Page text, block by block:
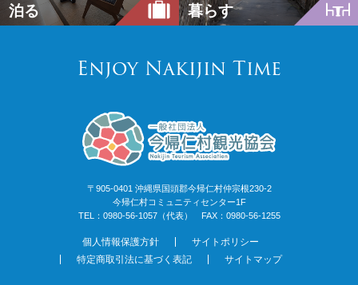
泊る
暮らす
Enjoy Nakijin Time
〒905-0401 沖縄県国頭郡今帰仁村仲宗根230-2
今帰仁村コミュニティセンター1F
TEL：0980-56-1057（代表） FAX：0980-56-1255
個人情報保護方針
サイトポリシー
特定商取引法に基づく表記
サイトマップ